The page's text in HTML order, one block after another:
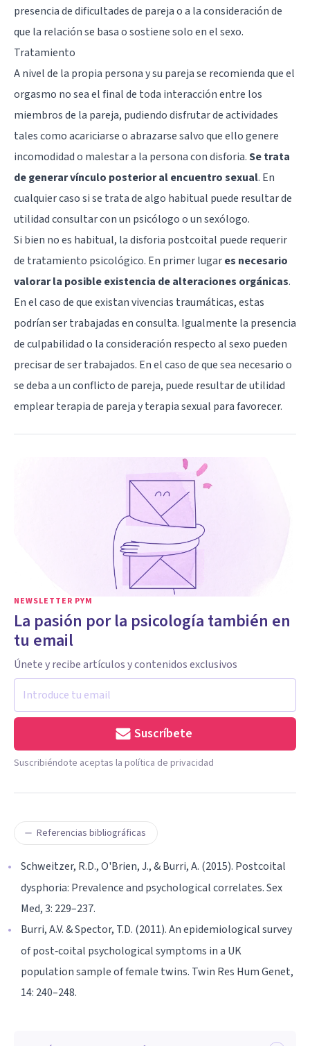
presencia de dificultades de pareja o a la consideración de
que la relación se basa o sostiene solo en el sexo.
Tratamiento
A nivel de la propia persona y su pareja se recomienda que el
orgasmo no sea el final de toda interacción entre los
miembros de la pareja, pudiendo disfrutar de actividades
tales como acariciarse o abrazarse salvo que ello genere
incomodidad o malestar a la persona con disforia.Se trata
de generar vínculo posterior al encuentro sexual. En
cualquier caso si se trata de algo habitual puede resultar de
utilidad consultar con un psicólogo o un sexólogo.
Si bien no es habitual, la disforia postcoital puede requerir
de tratamiento psicológico. En primer lugares necesario
valorar la posible existencia de alteraciones orgánicas.
En el caso de que existan vivencias traumáticas, estas
podrían ser trabajadas en consulta. Igualmente la presencia
de culpabilidad o la consideración respecto al sexo pueden
precisar de ser trabajados. En el caso de que sea necesario o
se deba a un conflicto de pareja, puede resultar de utilidad
emplear terapia de pareja y terapia sexual para favorecer.
NEWSLETTER PYM
La pasión por la psicología también en
tu email
Únete y recibe artículos y contenidos exclusivos
Suscríbete
Suscribiéndote aceptas la política de privacidad
Referencias bibliográficas
Schweitzer, R.D., O'Brien, J., & Burri, A. (2015). Postcoital
dysphoria: Prevalence and psychological correlates. Sex
Med, 3: 229–237.
Burri, A.V. & Spector, T.D. (2011). An epidemiological survey
of post‐coital psychological symptoms in a UK
population sample of female twins. Twin Res Hum Genet,
14: 240–248.